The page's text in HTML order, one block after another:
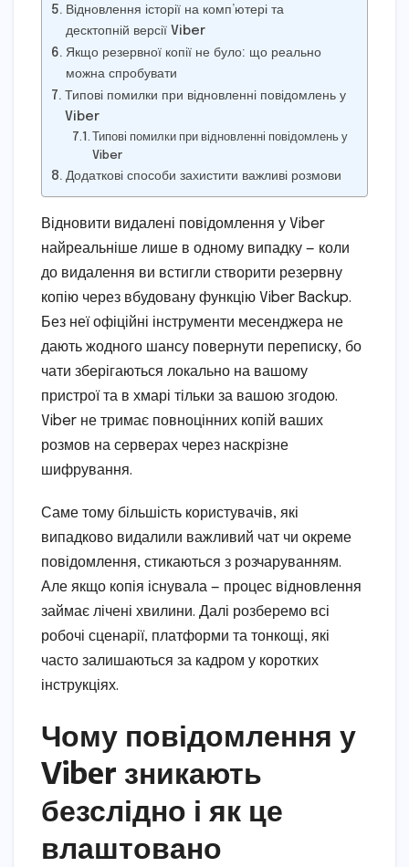
Відновлення історії на комп’ютері та
десктопній версії Viber
Якщо резервної копії не було: що реально
можна спробувати
Типові помилки при відновленні повідомлень у
Viber
Типові помилки при відновленні повідомлень у
Viber
Додаткові способи захистити важливі розмови
Відновити видалені повідомлення у Viber
найреальніше лише в одному випадку — коли
до видалення ви встигли створити резервну
копію через вбудовану функцію Viber Backup.
Без неї офіційні інструменти месенджера не
дають жодного шансу повернути переписку, бо
чати зберігаються локально на вашому
пристрої та в хмарі тільки за вашою згодою.
Viber не тримає повноцінних копій ваших
розмов на серверах через наскрізне
шифрування.
Саме тому більшість користувачів, які
випадково видалили важливий чат чи окреме
повідомлення, стикаються з розчаруванням.
Але якщо копія існувала — процес відновлення
займає лічені хвилини. Далі розберемо всі
робочі сценарії, платформи та тонкощі, які
часто залишаються за кадром у коротких
інструкціях.
Чому повідомлення у
Viber зникають
безслідно і як це
влаштовано